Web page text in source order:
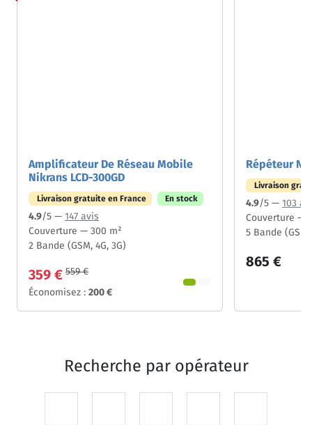
Amplificateur De Réseau Mobile
Nikrans LCD-300GD
Livraison gratuite en France En stock
4.9/5 — 147 avis
Couverture — 300 m²
2 Bande (GSM, 4G, 3G)
359 € 559 €
Économisez : 200 €
Répéteur
Livraison
4.9/5 — 103
Couverture —
5 Bande (GSM,
865 €
Recherche par opérateur